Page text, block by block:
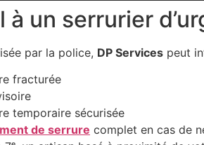
à un serrurier
par la police, DP Services peut
fracturée
temporaire sécurisée
de serrure complet en cas de